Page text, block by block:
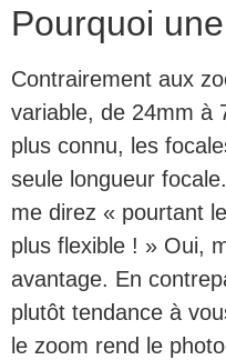
Pourquoi
Contrairement aux
variable, de 24mm à
plus connu, les
seule longueur
me direz « pourtant
plus flexible ! » Oui,
avantage. En
plutôt tendance à
le zoom rend le